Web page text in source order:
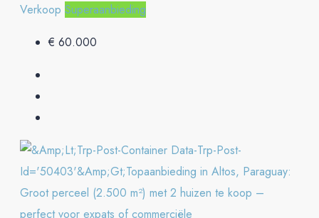
Verkoop Superaanbieding
€ 60.000